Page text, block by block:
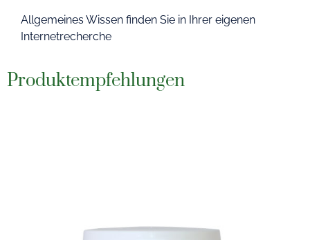
Allgemeines Wissen finden Sie in Ihrer eigenen
Internetrecherche
Produktempfehlungen